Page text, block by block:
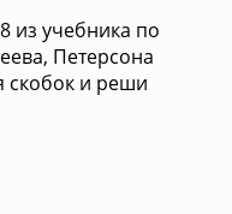
из учебника по
Петерсона
скобок и реши